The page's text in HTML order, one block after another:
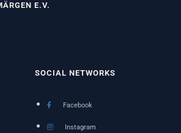
SOCIAL NETWORKS
Facebook
Instagram
E.V.